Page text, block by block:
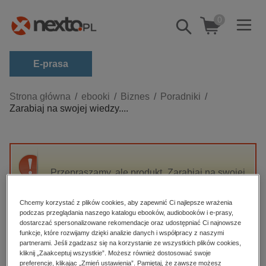
Pokaż/schowaj
wyszukiwarkę
0
E-prasa
Kategorie
Zobacz wszystkie E-prasa
budownictwo, aranżacja wnętrz
darmowe wydania
edukacja
hobby, sport, rozrywka
komputery, internet, technologie, informatyka
Strona główna ebooki Biznes
Poradniki
Zarabiaj na swojej wiedzy....
Przepraszamy, ale produkt „Zarabiaj na swojej
High-contrast mode
Polecane
Chcemy korzystać z plików cookies, aby zapewnić Ci najlepsze wrażenia
podczas przeglądania naszego katalogu ebooków, audiobooków i e-prasy,
dostarczać spersonalizowane rekomendacje oraz udostępniać Ci najnowsze
funkcje, które rozwijamy dzięki analizie danych i współpracy z naszymi
partnerami. Jeśli zgadzasz się na korzystanie ze wszystkich plików cookies,
kliknij „Zaakceptuj wszystkie”. Możesz również dostosować swoje
preferencje, klikając „Zmień ustawienia”. Pamiętaj, że zawsze możesz